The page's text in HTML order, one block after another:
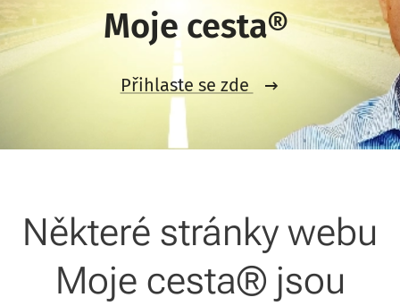
Moje cesta®
Přihlaste se zde
Některé stránky webu
Moje cesta® jsou